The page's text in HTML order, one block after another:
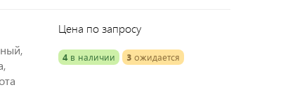
Цена по запросу
4 в наличии 3 ожидается